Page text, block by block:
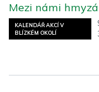
KALENDÁŘ AKCÍ V
BLÍZKÉM OKOLÍ
Mezi námi